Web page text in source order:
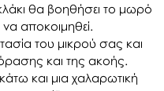
θα βοηθήσει το μωρό
αποκοιμηθεί.
του μικρού σας και
όρασης και της ακοής.
και μια χαλαρωτική